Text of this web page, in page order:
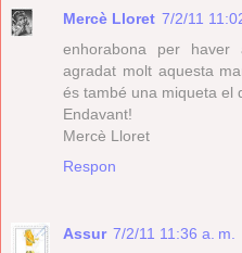
Mercè Lloret 7/2/11
enhorabona per haver
agradat molt aquesta
és també una miqueta el
Endavant!
Mercè Lloret
Respon
Assur 7/2/11 11:36 a. m.